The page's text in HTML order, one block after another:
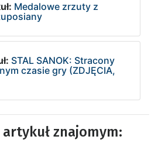
Medalowe zrzuty z
STAL SANOK: Stracony
czasie gry (ZDJĘCIA,
znajomym: